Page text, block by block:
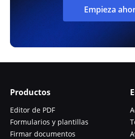
Empieza
Productos
Editor de PDF
Formularios y plantillas
Firmar documentos